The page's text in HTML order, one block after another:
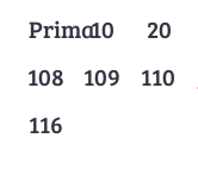
Prima10 20
108
109 110
116